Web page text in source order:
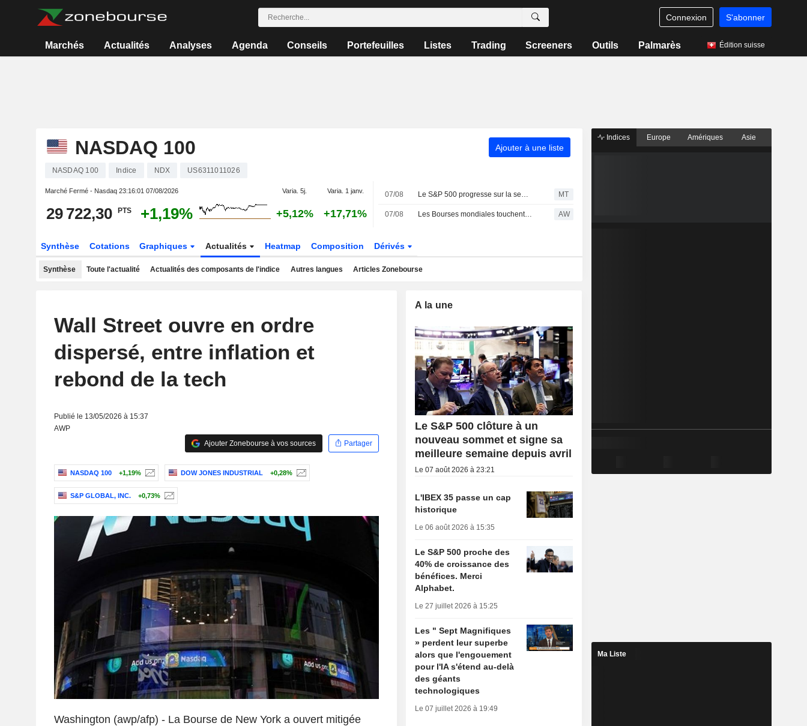
Connexion S'abonner
Marchés Actualités Analyses Agenda Conseils Portefeuilles Listes Trading Screeners Outils Palmarès Édition suisse
NASDAQ 100 Ajouter à une liste
NASDAQ 100 Indice NDX US6311011026
Marché Fermé - Nasdaq 23:16:01 07/08/2026 Varia. 5j. Varia. 1 janv.
29 722,30 PTS +1,19% +5,12% +17,71%
07/08 Le S&P 500 progresse sur la semaine, porté par l'envolée des géants de la technologie MT
07/08 Les Bourses mondiales touchent des sommets après l'emploi américain AW
Synthèse Cotations Graphiques Actualités Heatmap Composition Dérivés
Synthèse Toute l'actualité Actualités des composants de l'indice Autres langues Articles Zonebourse
Wall Street ouvre en ordre
dispersé, entre inflation et
rebond de la tech
Publié le 13/05/2026 à 15:37
AWP
Ajouter Zonebourse à vos sources
Partager
NASDAQ 100 +1,19% DOW JONES INDUSTRIAL +0,28%
S&P GLOBAL, INC. +0,73%
Washington (awp/afp) - La Bourse de New York a ouvert mitigée
A la une
Le S&P 500 clôture à un
nouveau sommet et signe sa
meilleure semaine depuis avril
Le 07 août 2026 à 23:21
L'IBEX 35 passe un cap
historique
Le 06 août 2026 à 15:35
Le S&P 500 proche des
40% de croissance des
bénéfices. Merci
Alphabet.
Le 27 juillet 2026 à 15:25
Les " Sept Magnifiques
» perdent leur superbe
alors que l'engouement
pour l'IA s'étend au-delà
des géants
technologiques
Le 07 juillet 2026 à 19:49
Indices Europe Amériques Asie
Ma Liste